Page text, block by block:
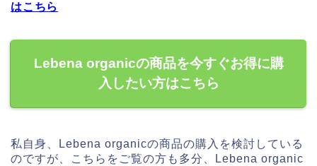
はこちら
Lebena organicの商品を今すぐお得に購
入したい方はこちら
私自身、Lebena organicの商品の購入を検討している
のですが、こちらをご覧の方も多分、Lebena organic